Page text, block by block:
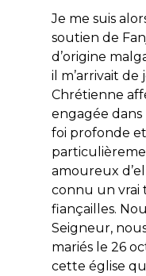
Je me suis
soutien de
d’origine
il m’arrivait de
Chrétienne
engagée dans
foi profonde
amoureux
connu un vrai
fiançailles.
Seigneur,
mariés le 26
cette église